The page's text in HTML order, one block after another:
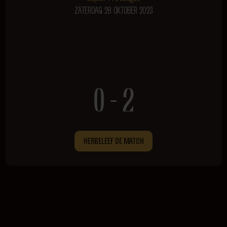
ZATERDAG 28 OKTOBER 2023
0 - 2
HERBELEEF DE MATCH